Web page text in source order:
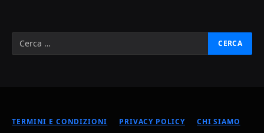
TERMINI E CONDIZIONI PRIVACY POLICY CHI SIAMO